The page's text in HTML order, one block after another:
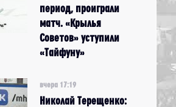
период, проиграли
матч. «Крылья
Советов» уступили
«Тайфуну»
вчера 17:19
Николай Терещенко: